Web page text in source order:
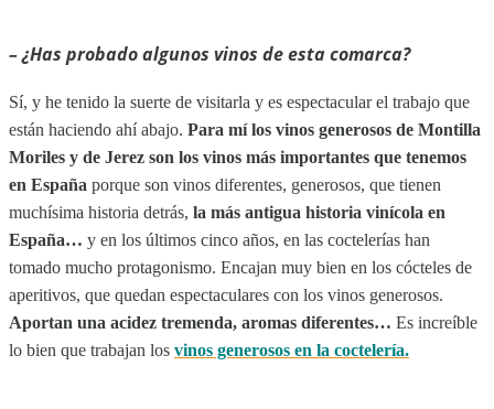
– ¿Has probado algunos vinos de esta comarca?
Sí, y he tenido la suerte de visitarla y es espectacular el trabajo que
están haciendo ahí abajo. Para mí los vinos generosos de Montilla
Moriles y de Jerez son los vinos más importantes que tenemos
en España porque son vinos diferentes, generosos, que tienen
muchísima historia detrás, la más antigua historia vinícola en
España… y en los últimos cinco años, en las coctelerías han
tomado mucho protagonismo. Encajan muy bien en los cócteles de
aperitivos, que quedan espectaculares con los vinos generosos.
Aportan una acidez tremenda, aromas diferentes… Es increíble
lo bien que trabajan los vinos generosos en la coctelería.